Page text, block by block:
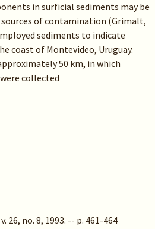
in surficial sediments may be
of contamination (Grimalt,
sediments to indicate
coast of Montevideo, Uruguay.
50 km, in which
collected
no. 8, 1993. -- p. 461-464